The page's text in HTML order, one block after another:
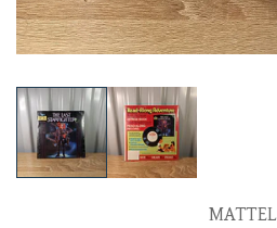
MATTEL